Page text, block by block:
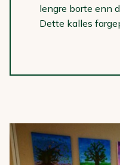
lengre borte enn
Dette kalles